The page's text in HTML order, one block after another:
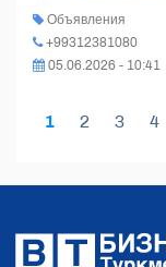
Объявления
+99312381080
05.06.2026 - 10:41
1 2 3 4